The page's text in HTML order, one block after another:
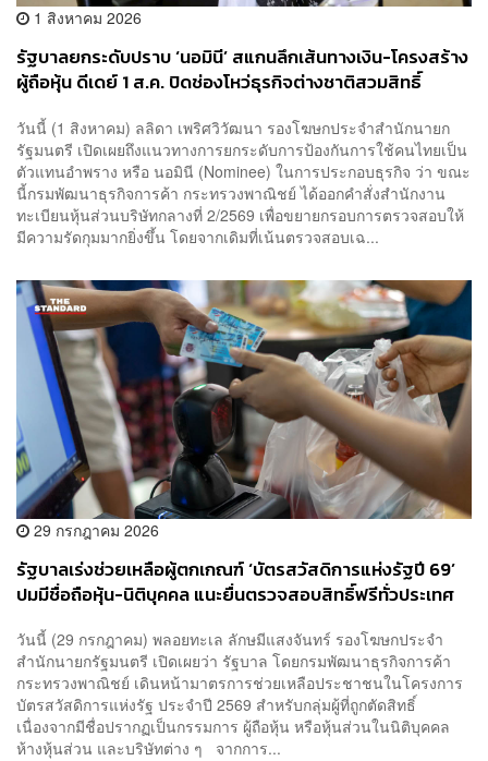
1 สิงหาคม 2026
รัฐบาลยกระดับปราบ ‘นอมินี’ สแกนลึกเส้นทางเงิน-โครงสร้าง
ผู้ถือหุ้น ดีเดย์ 1 ส.ค. ปิดช่องโหว่ธุรกิจต่างชาติสวมสิทธิ์
วันนี้ (1 สิงหาคม) ลลิดา เพริศวิวัฒนา รองโฆษกประจำสำนักนายก
รัฐมนตรี เปิดเผยถึงแนวทางการยกระดับการป้องกันการใช้คนไทยเป็น
ตัวแทนอำพราง หรือ นอมินี (Nominee) ในการประกอบธุรกิจ ว่า ขณะ
นี้กรมพัฒนาธุรกิจการค้า กระทรวงพาณิชย์ ได้ออกคำสั่งสำนักงาน
ทะเบียนหุ้นส่วนบริษัทกลางที่ 2/2569 เพื่อขยายกรอบการตรวจสอบให้
มีความรัดกุมมากยิ่งขึ้น โดยจากเดิมที่เน้นตรวจสอบเฉ...
29 กรกฎาคม 2026
รัฐบาลเร่งช่วยเหลือผู้ตกเกณฑ์ ‘บัตรสวัสดิการแห่งรัฐปี 69’
ปมมีชื่อถือหุ้น-นิติบุคคล แนะยื่นตรวจสอบสิทธิ์ฟรีทั่วประเทศ
วันนี้ (29 กรกฎาคม) พลอยทะเล ลักษมีแสงจันทร์ รองโฆษกประจำ
สำนักนายกรัฐมนตรี เปิดเผยว่า รัฐบาล โดยกรมพัฒนาธุรกิจการค้า
กระทรวงพาณิชย์ เดินหน้ามาตรการช่วยเหลือประชาชนในโครงการ
บัตรสวัสดิการแห่งรัฐ ประจำปี 2569 สำหรับกลุ่มผู้ที่ถูกตัดสิทธิ์
เนื่องจากมีชื่อปรากฏเป็นกรรมการ ผู้ถือหุ้น หรือหุ้นส่วนในนิติบุคคล
ห้างหุ้นส่วน และบริษัทต่าง ๆ จากการ...